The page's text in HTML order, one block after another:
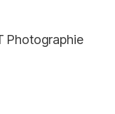
Photographie